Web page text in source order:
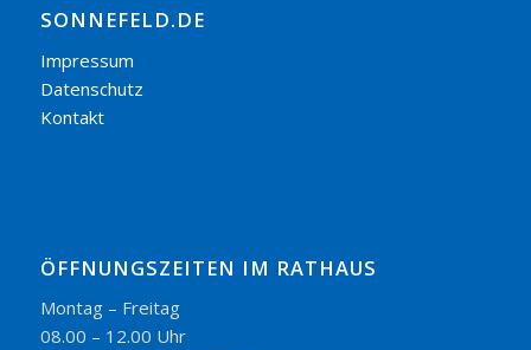
SONNEFELD.DE
Impressum
Datenschutz
Kontakt
ÖFFNUNGSZEITEN IM RATHAUS
Montag – Freitag
08.00 – 12.00 Uhr